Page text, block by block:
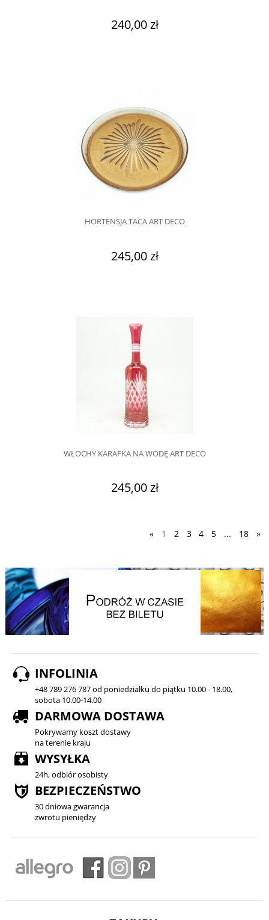
240,00 zł
HORTENSJA TACA ART DECO
245,00 zł
WŁOCHY KARAFKA NA WODĘ ART DECO
245,00 zł
« 1 2 3 4 5 ... 18 »
INFOLINIA
+48 789 276 787 od poniedziałku do piątku 10.00 - 18.00,
sobota 10.00-14.00
DARMOWA DOSTAWA
Pokrywamy koszt dostawy
na terenie kraju
WYSYŁKA
24h, odbiór osobisty
BEZPIECZEŃSTWO
30 dniowa gwarancja
zwrotu pieniędzy